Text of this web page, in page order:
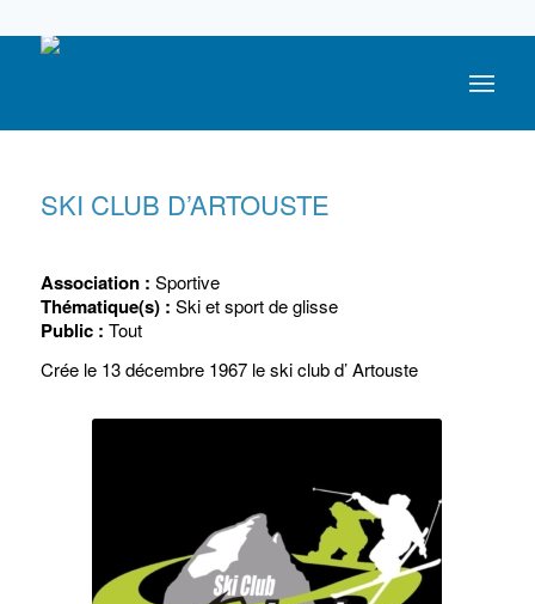
SKI CLUB D’ARTOUSTE
Association : Sportive
Thématique(s) : Ski et sport de glisse
Public : Tout
Crée le 13 décembre 1967 le ski club d’ Artouste